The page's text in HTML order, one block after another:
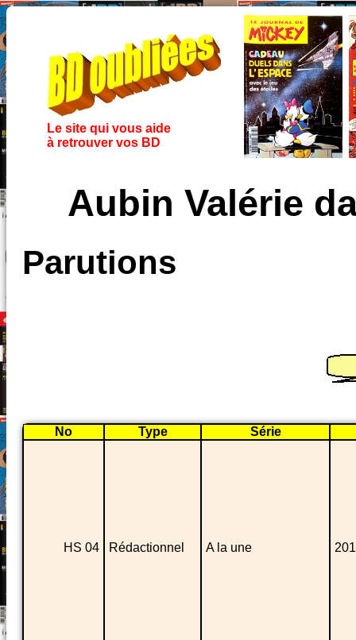
Le site qui vous aide
à retrouver vos BD
Aubin Valérie
Parutions
No Type Série
HS 04 Rédactionnel A la une